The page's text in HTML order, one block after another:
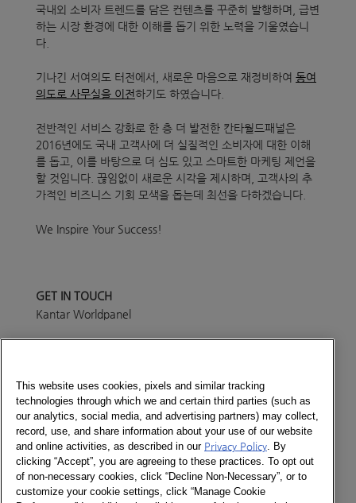
국내외 소비자 트렌드를 담은 컨텐츠를 꾸준히 발행하며, 급변
하는 시장 환경에 대한 이해를 돕기 위한 노력을 기울였습니
다.
기나긴 서여의도 터전에서, 새로운 마음으로 재정비하여 동여
의도로 사무실을 이전하기도 하였습니다.
전반적인 서비스 강화로 한 층 더 발전한 칸타월드패널은
2016년에도 국내 고객사에 더 실질적인 소비자에 대한 이해
를 돕고, 이를 바탕으로 더 심도 있고 스마트한 마케팅 제언을
할 것입니다. 끊임없이 새로운 시각을 제시하며, 고객사의 추
가적인 비즈니스 기회 모색을 돕는데 최선을 다하겠습니다.
We Inspire Your Success!
GET IN TOUCH
Kantar Worldpanel
Newsletter
Social
Newsletter
This website uses cookies, pixels and similar tracking
technologies through which we and certain third parties (such as
our analytics, social media, and advertising partners) may collect,
record, use, and share information about your use of our website
and online activities, as described in our Privacy Policy . By
clicking “Accept”, you are agreeing to these practices. To opt out
of non-necessary cookies, click “Decline Non-Necessary”, or to
customize your cookie settings, click “Manage Cookie